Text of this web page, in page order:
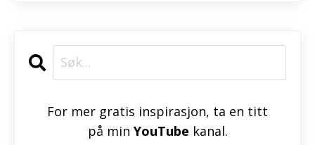
For mer gratis inspirasjon, ta en titt
på min YouTube kanal.